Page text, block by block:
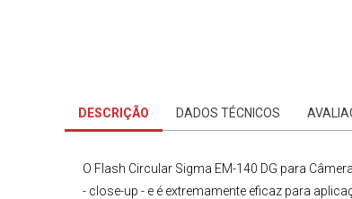
DESCRIÇÃO DADOS TÉCNICOS
O Flash Circular Sigma EM-140 DG para
- close-up - e é extremamente eficaz para